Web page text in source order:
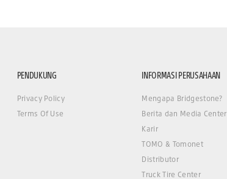
PENDUKUNG
Privacy Policy
Terms Of Use
INFORMASI PERUSAHAAN
Mengapa Bridgestone?
Berita dan Media Center
Karir
TOMO & Tomonet
Distributor
Truck Tire Center